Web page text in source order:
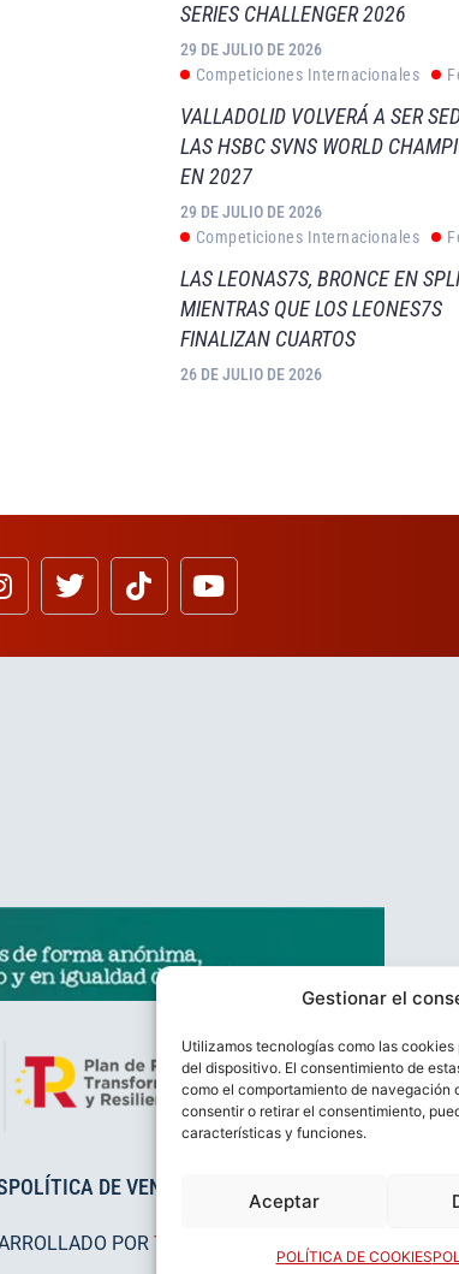
Gestionar el
Utilizamos tecnologías como las
del dispositivo. El consentimiento de
como el comportamiento de
consentir o retirar el consentimiento,
características y funciones.
Aceptar
POLÍTICA DE COOKIES
SERIES CHALLENGER 2026
29 DE JULIO DE 2026
Competiciones Internacionales
VALLADOLID VOLVERÁ A SER
LAS HSBC SVNS WORLD
EN 2027
29 DE JULIO DE 2026
Competiciones Internacionales
LAS LEONAS7S, BRONCE EN
MIENTRAS QUE LOS LEONES7S
FINALIZAN CUARTOS
26 DE JULIO DE 2026
POLÍTICA DE VENTAS
POR TOOOLS